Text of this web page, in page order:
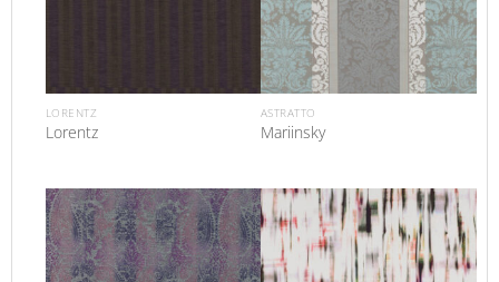
LORENTZ
Lorentz
ASTRATTO
Mariinsky